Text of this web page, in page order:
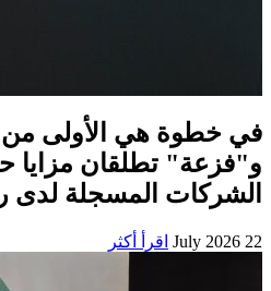
في خطوة هي الأولى من
و"فزعة" تطلقان
الشركات المسجلة لدى
22 July 2026 اقرأ أكثر